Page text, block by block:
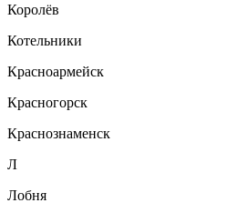
Королёв
Котельники
Красноармейск
Красногорск
Краснознаменск
Л
Лобня